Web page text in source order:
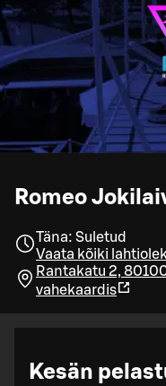
Romeo
Täna: Suletud
Vaata kõiki
Rantakatu 2,
vahekaardis
Kesän